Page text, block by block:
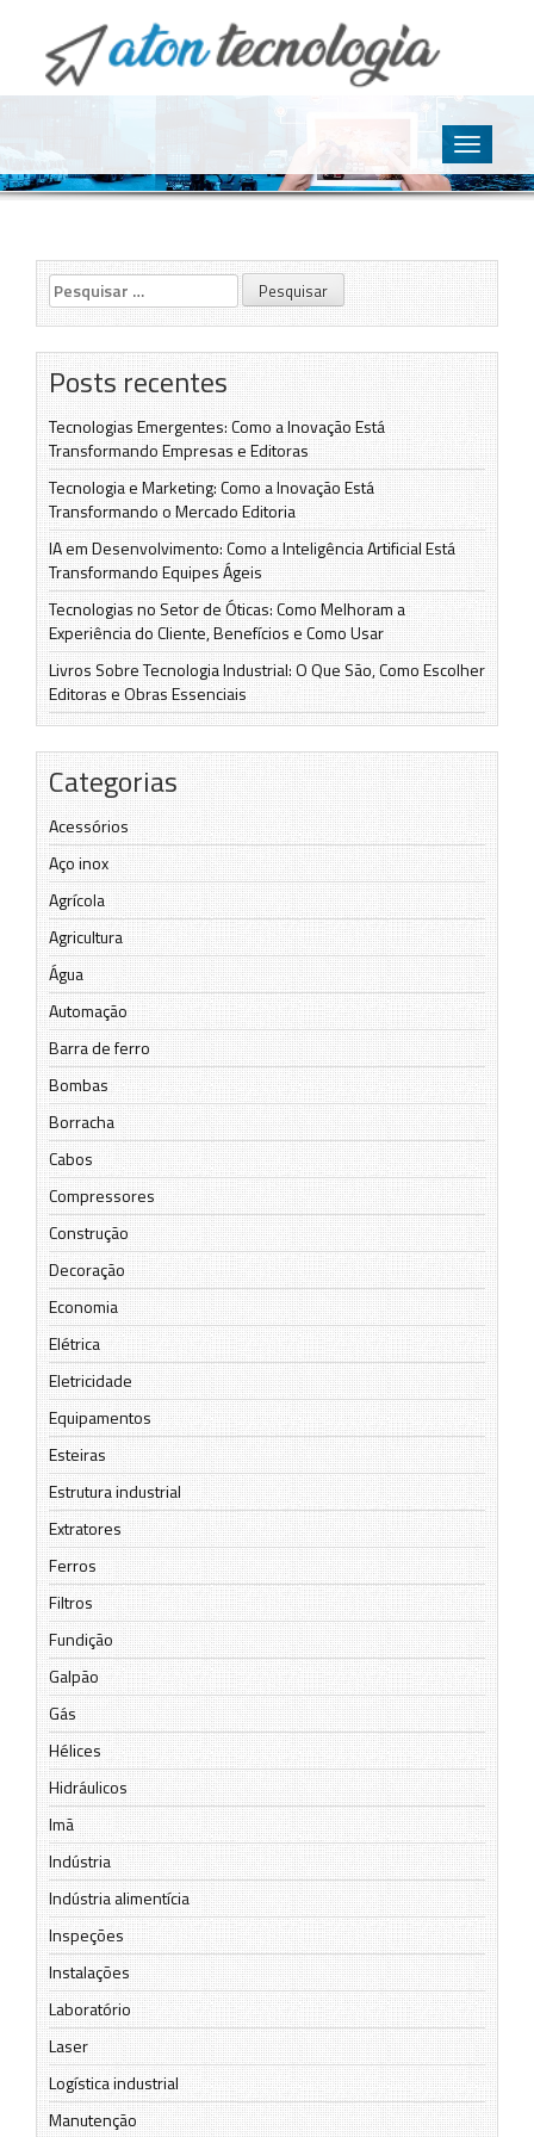
O point da Tecnologia
Toggle
Pesquisar
por:
Posts recentes
Tecnologias Emergentes: Como a Inovação Está
Transformando Empresas e Editoras
Tecnologia e Marketing: Como a Inovação Está
Transformando o Mercado Editoria
IA em Desenvolvimento: Como a Inteligência Artificial Está
Transformando Equipes Ágeis
Tecnologias no Setor de Óticas: Como Melhoram a
Experiência do Cliente, Benefícios e Como Usar
Livros Sobre Tecnologia Industrial: O Que São, Como Escolher
Editoras e Obras Essenciais
Categorias
Acessórios
Aço inox
Agrícola
Agricultura
Água
Automação
Barra de ferro
Bombas
Borracha
Cabos
Compressores
Construção
Decoração
Economia
Elétrica
Eletricidade
Equipamentos
Esteiras
Estrutura industrial
Extratores
Ferros
Filtros
Fundição
Galpão
Gás
Hélices
Hidráulicos
Imã
Indústria
Indústria alimentícia
Inspeções
Instalações
Laboratório
Laser
Logística industrial
Manutenção